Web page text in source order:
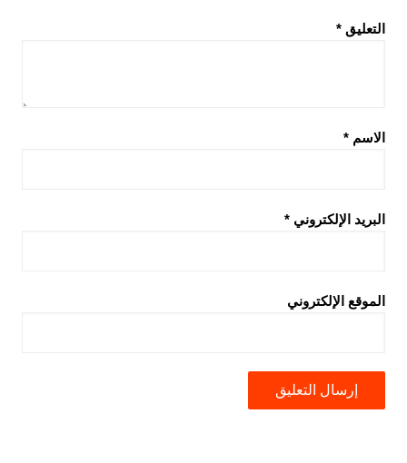
التعليق *
الاسم *
البريد الإلكتروني *
الموقع الإلكتروني